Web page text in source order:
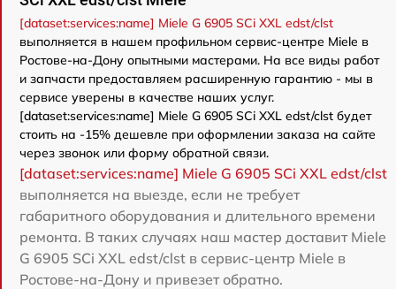
[dataset:services:name] Miele G 6905 SCi XXL edst/clst
выполняется в нашем профильном сервис-центре Miele в
Ростове-на-Дону опытными мастерами. На все виды работ
и запчасти предоставляем расширенную гарантию - мы в
сервисе уверены в качестве наших услуг.
[dataset:services:name] Miele G 6905 SCi XXL edst/clst будет
стоить на -15% дешевле при оформлении заказа на сайте
через звонок или форму обратной связи.
[dataset:services:name] Miele G 6905 SCi XXL edst/clst
выполняется на выезде, если не требует
габаритного оборудования и длительного времени
ремонта. В таких случаях наш мастер доставит Miele
G 6905 SCi XXL edst/clst в сервис-центр Miele в
Ростове-на-Дону и привезет обратно.